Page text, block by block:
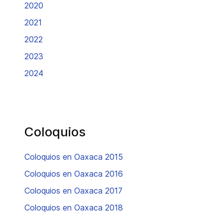
2020
2021
2022
2023
2024
Coloquios
Coloquios en Oaxaca 2015
Coloquios en Oaxaca 2016
Coloquios en Oaxaca 2017
Coloquios en Oaxaca 2018